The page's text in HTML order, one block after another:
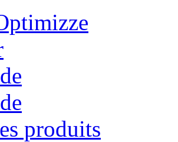
produits